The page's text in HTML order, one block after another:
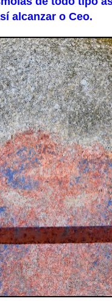
alcanzar o Ceo.